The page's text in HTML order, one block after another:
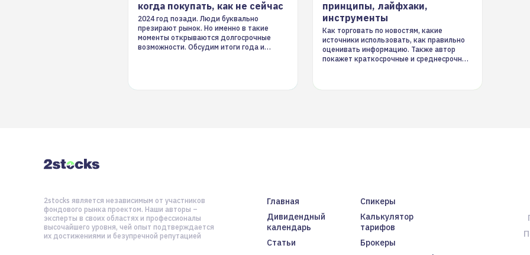
когда покупать, как не сейчас
2024 год позади. Люди буквально
презирают рынок. Но именно в такие
моменты открываются долгосрочные
возможности. Обсудим итоги года и
принципы, лайфхаки,
инструменты
Как торговать по новостям, какие
источники использовать, как правильно
оценивать информацию. Также автор
покажет краткосрочные и среднесрочные
Главная
Спикеры
Дивидендный
календарь
Калькулятор
тарифов
Статьи
Брокеры
2stocks является независимым от участников
фондового рынка проектом. Наши авторы –
эксперты в своих областях и профессионалы
высочайшего уровня, чей опыт подтверждается
их достижениями и безупречной репутацией